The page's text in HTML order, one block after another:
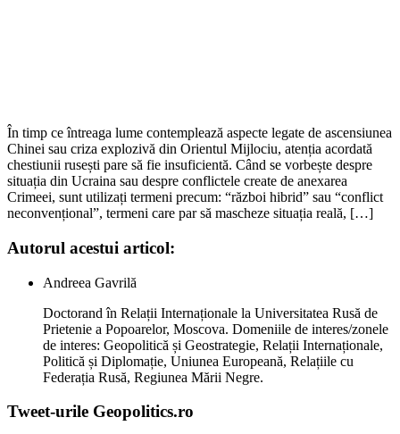
În timp ce întreaga lume contemplează aspecte legate de ascensiunea
Chinei sau criza explozivă din Orientul Mijlociu, atenția acordată
chestiunii rusești pare să fie insuficientă. Când se vorbește despre
situația din Ucraina sau despre conflictele create de anexarea
Crimeei, sunt utilizați termeni precum: “război hibrid” sau “conflict
neconvențional”, termeni care par să mascheze situația reală, […]
Autorul acestui articol:
Andreea Gavrilă
Doctorand în Relații Internaționale la Universitatea Rusă de
Prietenie a Popoarelor, Moscova. Domeniile de interes/zonele
de interes: Geopolitică și Geostrategie, Relații Internaționale,
Politică și Diplomație, Uniunea Europeană, Relațiile cu
Federația Rusă, Regiunea Mării Negre.
Tweet-urile Geopolitics.ro